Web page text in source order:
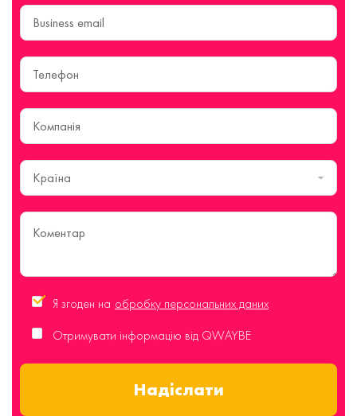
Країна
Я згоден на обробку персональних даних
Отримувати інформацію від QWAYBE
Надіслати